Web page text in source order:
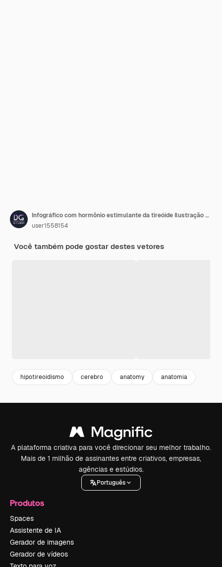
Infográfico com hormônio estimulante da tireóide Ilustração vetorial de hormônio estimulante da tireóide
user1558154
Você também pode gostar destes vetores
hipotireoidismo cerebro anatomy anatomia
A plataforma criativa para você direcionar seu melhor trabalho.
Mais de 1 milhão de assinantes entre criativos, empresas,
agências e estúdios.
Português
Produtos
Spaces
Assistente de IA
Gerador de imagens
Gerador de vídeos